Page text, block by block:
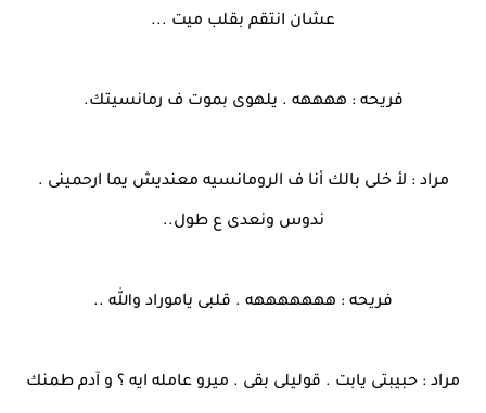
عشان انتقم بقلب ميت ...
فريحه : ههههه . يلهوى بموت ف رمانسيتك.
مراد : لأ خلى بالك أنا ف الرومانسيه معنديش يما ارحمينى .
ندوس ونعدى ع طول..
فريحه : هههههههه . قلبى ياموراد والله ..
مراد : حبيبتى يابت . قوليلى بقى . ميرو عامله ايه ؟ و آدم طمنك